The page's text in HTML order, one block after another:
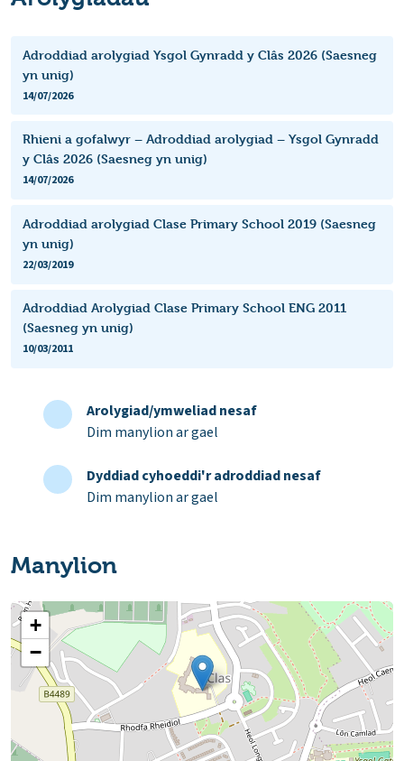
Adroddiad arolygiad Ysgol Gynradd y Clâs 2026 (Saesneg
yn unig)
14/07/2026
Rhieni a gofalwyr – Adroddiad arolygiad – Ysgol Gynradd
y Clâs 2026 (Saesneg yn unig)
14/07/2026
Adroddiad arolygiad Clase Primary School 2019 (Saesneg
yn unig)
22/03/2019
Adroddiad Arolygiad Clase Primary School ENG 2011
(Saesneg yn unig)
10/03/2011
Arolygiad/ymweliad nesaf
Dim manylion ar gael
Dyddiad cyhoeddi'r adroddiad nesaf
Dim manylion ar gael
Manylion
+
−